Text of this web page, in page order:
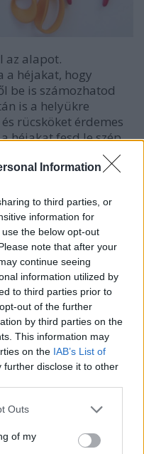
Information
to third parties, or
information for
the below opt-out
note that after your
continue seeing
information utilized by
to third parties prior to
out of the further
by third parties on the
This information may
on the IAB’s List of
further disclose it to other
one or more Google
You may click to
its third-party tags to
Outs
of my
az alapot.
a héjakat, hogy
be is számozhatod
is a helyükre
rücsköket érdemes
héjakat fesd le szép
de ha nincs
is a színeket,
erre még pompásak
lakkozhatod is,
Miután megszáradt,
alapra (ehhez a
a legjobb, hisz
két oldalára
Egy hegyes
Ehhez már csak
és készen is vagy.
a cél